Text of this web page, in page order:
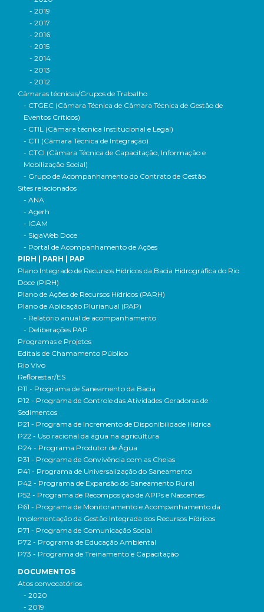
- 2019
- 2017
- 2016
- 2015
- 2014
- 2013
- 2012
Câmaras técnicas/Grupos de Trabalho
- CTGEC (Câmara Técnica de Câmara Técnica de Gestão de
Eventos Críticos)
- CTIL (Câmara técnica Institucional e Legal)
- CTI (Câmara Técnica de Integração)
- CTCI (Câmara Técnica de Capacitação, Informação e
Mobilização Social)
- Grupo de Acompanhamento do Contrato de Gestão
Sites relacionados
- ANA
- Agerh
- IGAM
- SigaWeb Doce
- Portal de Acompanhamento de Ações
PIRH | PARH | PAP
Plano Integrado de Recursos Hídricos da Bacia Hidrográfica do Rio
Doce (PIRH)
Plano de Ações de Recursos Hídricos (PARH)
Plano de Aplicação Plurianual (PAP)
- Relatório anual de acompanhamento
- Deliberações PAP
Programas e Projetos
Editais de Chamamento Público
Rio Vivo
Reflorestar/ES
P11 - Programa de Saneamento da Bacia
P12 - Programa de Controle das Atividades Geradoras de
Sedimentos
P21 - Programa de Incremento de Disponibilidade Hídrica
P22 - Uso racional da água na agricultura
P24 - Programa Produtor de Água
P31 - Programa de Convivência com as Cheias
P41 - Programa de Universalização do Saneamento
P42 - Programa de Expansão do Saneamento Rural
P52 - Programa de Recomposição de APPs e Nascentes
P61 - Programa de Monitoramento e Acompanhamento da
Implementação da Gestão Integrada dos Recursos Hídricos
P71 - Programa de Comunicação Social
P72 - Programa de Educação Ambiental
P73 - Programa de Treinamento e Capacitação
DOCUMENTOS
Atos convocatórios
- 2020
- 2019